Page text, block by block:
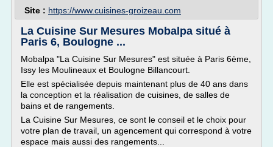
Site : https://www.cuisines-groizeau.com
La Cuisine Sur Mesures Mobalpa situé à
Paris 6, Boulogne ...
Mobalpa "La Cuisine Sur Mesures" est située à Paris 6ème,
Issy les Moulineaux et Boulogne Billancourt.
Elle est spécialisée depuis maintenant plus de 40 ans dans
la conception et la réalisation de cuisines, de salles de
bains et de rangements.
La Cuisine Sur Mesures, ce sont le conseil et le choix pour
votre plan de travail, un agencement qui correspond à votre
espace mais aussi des rangements...